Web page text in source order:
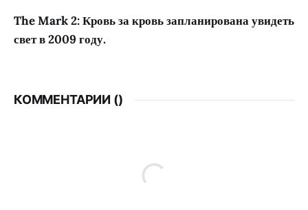
The Mark 2: Кровь за кровь запланирована увидеть
свет в 2009 году.
КОММЕНТАРИИ ()